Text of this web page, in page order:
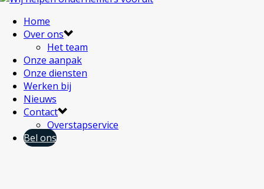
Home
Over ons
Het team
Onze aanpak
Onze diensten
Werken bij
Nieuws
Contact
Overstapservice
Bel ons